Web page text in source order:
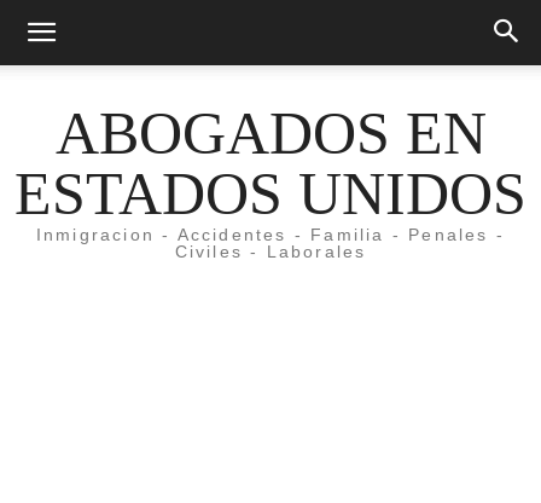
ABOGADOS EN
ESTADOS UNIDOS
Inmigracion - Accidentes - Familia - Penales -
Civiles - Laborales